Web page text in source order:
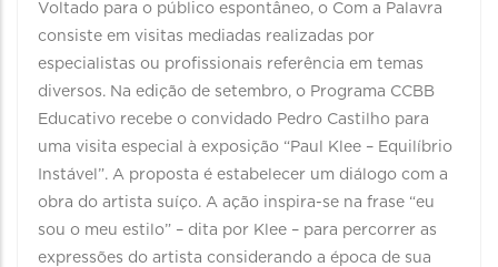
Voltado para o público espontâneo, o Com a Palavra
consiste em visitas mediadas realizadas por
especialistas ou profissionais referência em temas
diversos. Na edição de setembro, o Programa CCBB
Educativo recebe o convidado Pedro Castilho para
uma visita especial à exposição “Paul Klee – Equilíbrio
Instável”. A proposta é estabelecer um diálogo com a
obra do artista suíço. A ação inspira-se na frase “eu
sou o meu estilo” – dita por Klee – para percorrer as
expressões do artista considerando a época de sua